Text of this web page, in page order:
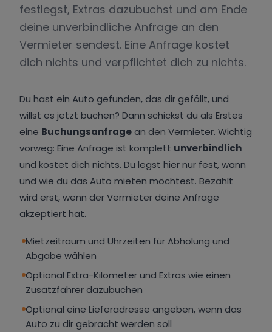
festlegst, Extras dazubuchst und am Ende
deine unverbindliche Anfrage an den
Vermieter sendest. Eine Anfrage kostet
dich nichts und verpflichtet dich zu nichts.
Du hast ein Auto gefunden, das dir gefällt, und
willst es jetzt buchen? Dann schickst du als Erstes
eine Buchungsanfrage an den Vermieter. Wichtig
vorweg: Eine Anfrage ist komplett unverbindlich
und kostet dich nichts. Du legst hier nur fest, wann
und wie du das Auto mieten möchtest. Bezahlt
wird erst, wenn der Vermieter deine Anfrage
akzeptiert hat.
Mietzeitraum und Uhrzeiten für Abholung und
Abgabe wählen
Optional Extra-Kilometer und Extras wie einen
Zusatzfahrer dazubuchen
Optional eine Lieferadresse angeben, wenn das
Auto zu dir gebracht werden soll